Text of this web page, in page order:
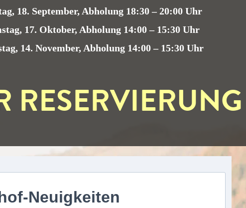
18. September, Abholung 18:30 – 20:00 Uhr
17. Oktober, Abholung 14:00 – 15:30 Uhr
14. November, Abholung 14:00 – 15:30 Uhr
RESERVIERUNG
Neuigkeiten